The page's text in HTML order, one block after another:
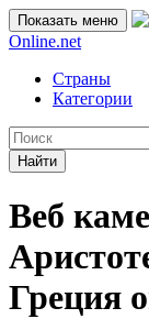
Показать меню
Online.net
Страны
Категории
Найти
Веб
Греция